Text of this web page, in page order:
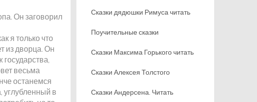
Он заговорил
я только что
из дворца. Он
весьма
останемся
углубленный в
Сказки дядюшки Римуса читать
Поучительные сказки
Сказки Максима Горького читать
Сказки Алексея Толстого
Сказки Андерсена. Читать